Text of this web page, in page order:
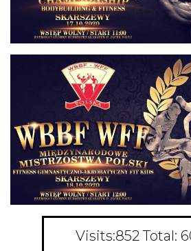
Visits:852 Total: